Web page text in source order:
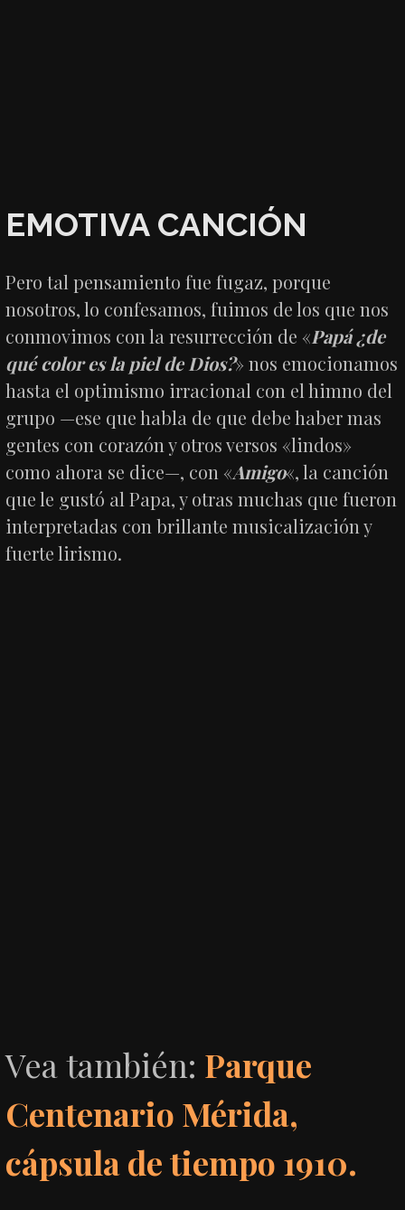
EMOTIVA CANCIÓN
Pero tal pensamiento fue fugaz, porque
nosotros, lo confesamos, fuimos de los que nos
conmovimos con la resurrección de «Papá ¿de
qué color es la piel de Dios?» nos emocionamos
hasta el optimismo irracional con el himno del
grupo —ese que habla de que debe haber mas
gentes con corazón y otros versos «lindos»
como ahora se dice—, con «Amigo«, la canción
que le gustó al Papa, y otras muchas que fueron
interpretadas con brillante musicalización y
fuerte lirismo.
Vea también: Parque
Centenario Mérida,
cápsula de tiempo 1910.